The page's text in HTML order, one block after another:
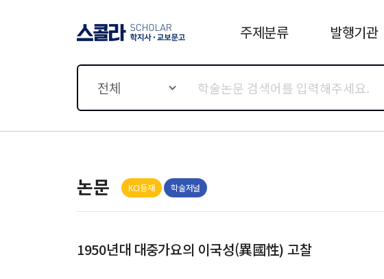
주제분류 발행기관
전체
논문 KCI등재 학술저널
1950년대 대중가요의 이국성(異國性) 고찰